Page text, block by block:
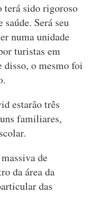
terá sido rigoroso
Será seu
numa unidade
turistas em
disso, o mesmo foi
estarão três
familiares,
de
da área da
das